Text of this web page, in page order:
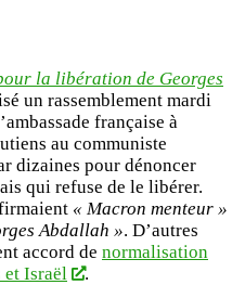
la libération de Georges
un rassemblement mardi
française à
au communiste
dizaines pour dénoncer
qui refuse de le libérer.
« Macron menteur »
Abdallah ». D’autres
accord de normalisation
et Israël
.